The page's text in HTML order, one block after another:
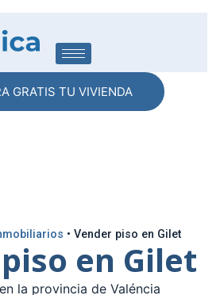
GRATIS TU VIVIENDA
• Vender piso en Gilet
en Gilet
la provincia de Valéncia